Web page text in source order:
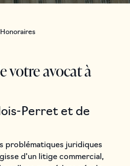
votre avocat à
Perret et de
problématiques juridiques
d'un litige commercial,